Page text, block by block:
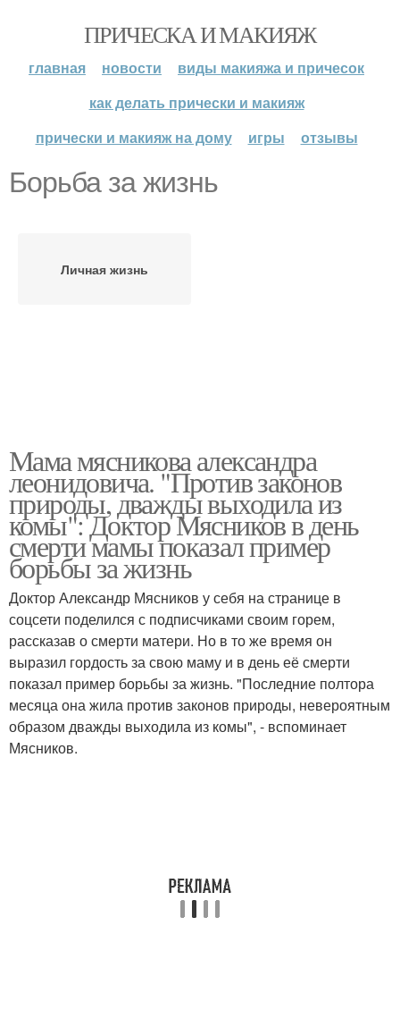
ПРИЧЕСКА И МАКИЯЖ
главная новости
виды макияжа и причесок
как делать прически и макияж
прически и макияж на дому
игры отзывы
Борьба за жизнь
Личная жизнь
Мама мясникова александра
леонидовича. "Против законов
природы, дважды выходила из
комы": Доктор Мясников в день
смерти мамы показал пример
борьбы за жизнь
Доктор Александр Мясников у себя на странице в
соцсети поделился с подписчиками своим горем,
рассказав о смерти матери. Но в то же время он
выразил гордость за свою маму и в день её смерти
показал пример борьбы за жизнь. "Последние полтора
месяца она жила против законов природы, невероятным
образом дважды выходила из комы", - вспоминает
Мясников.